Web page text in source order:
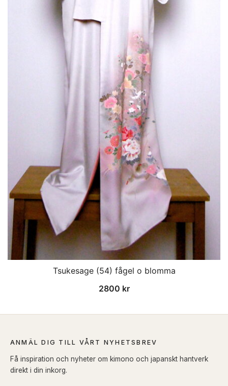
Tsukesage (54) fågel o blomma
2800 kr
ANMÄL DIG TILL VÅRT NYHETSBREV
Få inspiration och nyheter om kimono och japanskt hantverk
direkt i din inkorg.